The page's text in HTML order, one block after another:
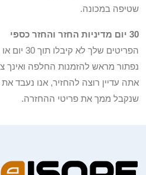
שטיפה במכונה.
30 יום מדיניות החזר והחזר כספי
הפריטים
נפתור מראש להזמנות החלפה ואינך
אתה עדיין רוצה להחזיר, אנו נעבד
שנקבל ממך את פריטי ההחזרה.